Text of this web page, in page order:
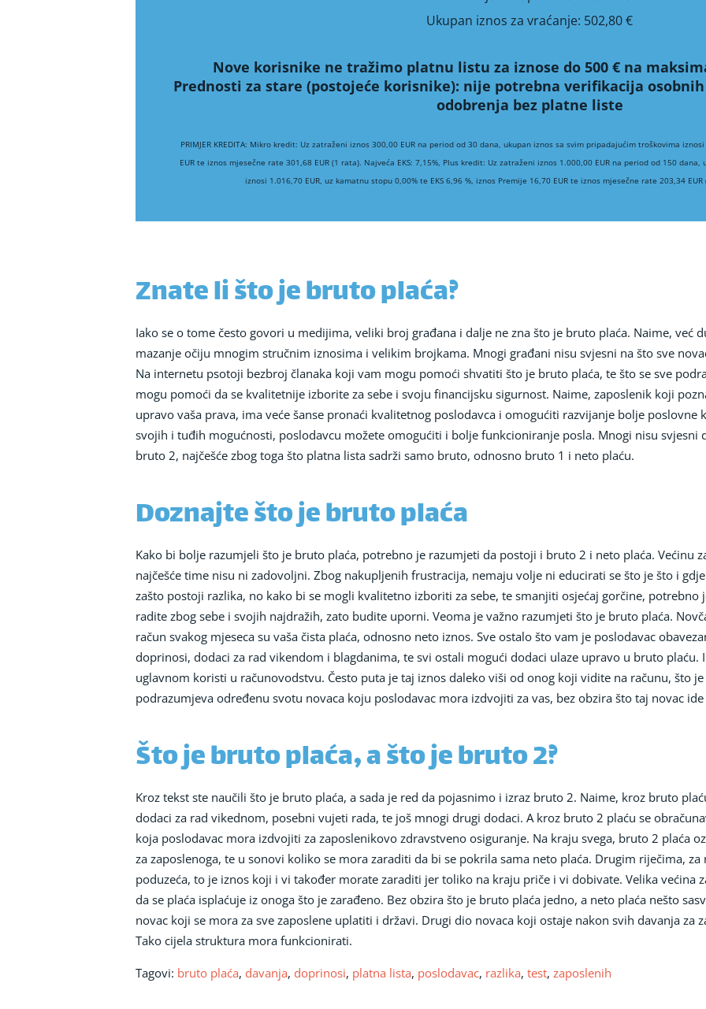
Ukupan iznos za vraćanje: 502,80 €
Nove korisnike ne tražimo platnu listu za iznose do 500 € na
Prednosti za stare (postojeće korisnike): nije potrebna verifikacija
odobrenja bez platne liste
PRIMJER KREDITA: Mikro kredit: Uz zatraženi iznos 300,00 EUR na period od 30 dana, ukupan iznos sa svim pripadajućim troškovima
EUR te iznos mjesečne rate 301,68 EUR (1 rata). Najveća EKS: 7,15%, Plus kredit: Uz zatraženi iznos 1.000,00 EUR na period od 150
iznosi 1.016,70 EUR, uz kamatnu stopu 0,00% te EKS 6,96 %, iznos Premije 16,70 EUR te iznos mjesečne rate 203,34 EUR
Znate li što je bruto plaća?
Iako se o tome često govori u medijima, veliki broj građana i dalje ne zna što je bruto plaća. Naime, već
mazanje očiju mnogim stručnim iznosima i velikim brojkama. Mnogi građani nisu svjesni na što sve
Na internetu psotoji bezbroj članaka koji vam mogu pomoći shvatiti što je bruto plaća, te što se sve
mogu pomoći da se kvalitetnije izborite za sebe i svoju financijsku sigurnost. Naime, zaposlenik koji
upravo vaša prava, ima veće šanse pronaći kvalitetnog poslodavca i omogućiti razvijanje bolje poslovne
svojih i tuđih mogućnosti, poslodavcu možete omogućiti i bolje funkcioniranje posla. Mnogi nisu svjesni
bruto 2, najčešće zbog toga što platna lista sadrži samo bruto, odnosno bruto 1 i neto plaću.
Doznajte što je bruto plaća
Kako bi bolje razumjeli što je bruto plaća, potrebno je razumjeti da postoji i bruto 2 i neto plaća. Većinu
najčešće time nisu ni zadovoljni. Zbog nakupljenih frustracija, nemaju volje ni educirati se što je što i
zašto postoji razlika, no kako bi se mogli kvalitetno izboriti za sebe, te smanjiti osjećaj gorčine, potrebno
radite zbog sebe i svojih najdražih, zato budite uporni. Veoma je važno razumjeti što je bruto plaća.
račun svakog mjeseca su vaša čista plaća, odnosno neto iznos. Sve ostalo što vam je poslodavac
doprinosi, dodaci za rad vikendom i blagdanima, te svi ostali mogući dodaci ulaze upravo u bruto plaću.
uglavnom koristi u računovodstvu. Često puta je taj iznos daleko viši od onog koji vidite na računu, što
podrazumjeva određenu svotu novaca koju poslodavac mora izdvojiti za vas, bez obzira što taj novac
Što je bruto plaća, a što je bruto 2?
Kroz tekst ste naučili što je bruto plaća, a sada je red da pojasnimo i izraz bruto 2. Naime, kroz bruto
dodaci za rad vikednom, posebni vujeti rada, te još mnogi drugi dodaci. A kroz bruto 2 plaću se
koja poslodavac mora izdvojiti za zaposlenikovo zdravstveno osiguranje. Na kraju svega, bruto 2 plaća
za zaposlenoga, te u sonovi koliko se mora zaraditi da bi se pokrila sama neto plaća. Drugim riječima,
poduzeća, to je iznos koji i vi također morate zaraditi jer toliko na kraju priče i vi dobivate. Velika većina
da se plaća isplaćuje iz onoga što je zarađeno. Bez obzira što je bruto plaća jedno, a neto plaća nešto
novac koji se mora za sve zaposlene uplatiti i državi. Drugi dio novaca koji ostaje nakon svih davanja za
Tako cijela struktura mora funkcionirati.
Tagovi: bruto plaća, davanja, doprinosi, platna lista, poslodavac, razlika, test, zaposlenih